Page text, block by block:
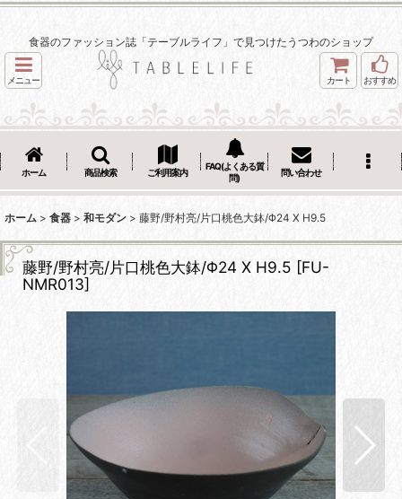
食器のファッション誌「テーブルライフ」で見つけたうつわのショップ
メニュー カート おすすめ
ホーム 商品検索 ご利用案内
FAQ(よくある質
問)
問い合わせ
ホーム > 食器 > 和モダン > 藤野/野村亮/片口桃色大鉢/Φ24 X H9.5
藤野/野村亮/片口桃色大鉢/Φ24 X H9.5 [FU-
NMR013]